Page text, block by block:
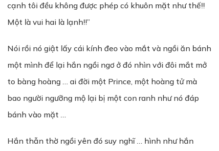
cạnh tôi đều không được phép có khuôn mặt như thế!!
Một là vui hai là lạnh!!”
Nói rồi nó giật lấy cái kính đeo vào mắt và ngồi ăn bánh
một mình để lại hắn ngồi ngơ ở đó nhìn với đôi mắt mở
to bàng hoàng … ai đời một Prince, một hoàng tử mà
bao người ngưỡng mộ lại bị một con ranh như nó đáp
bánh vào mặt …
Hắn thẫn thờ ngồi yên đó suy nghĩ … hình như hắn